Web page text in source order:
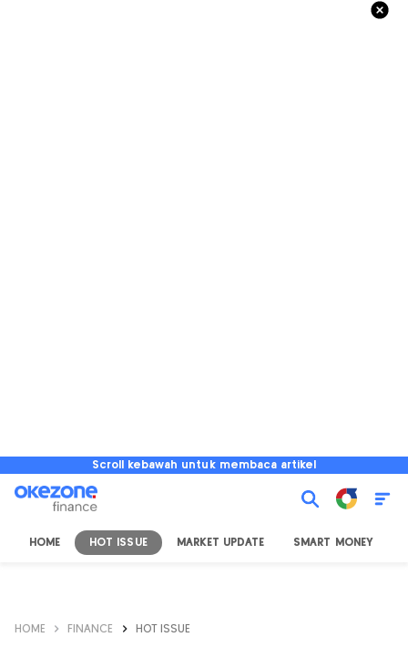
Scroll kebawah untuk membaca artikel
HOME HOT ISSUE MARKET UPDATE SMART MONEY
HOME FINANCE HOT ISSUE